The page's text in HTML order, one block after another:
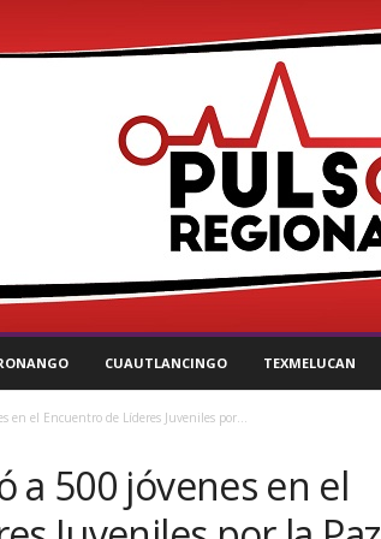
CUAUTLANCINGO TEXMELUCAN
en el Encuentro de Líderes Juveniles por...
a 500 jóvenes en el